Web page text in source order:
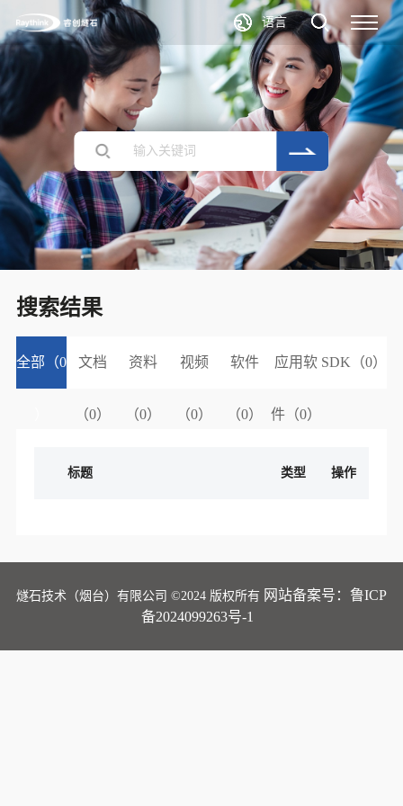
语言
搜索结果
全部（0 文档
（0）
资料
（0）
视频
（0）
软件
（0）
应用软
件（0）
SDK（0）
标题 类型 操作
燧石技术（烟台）有限公司 ©2024 版权所有 网站备案号：鲁ICP
备2024099263号-1